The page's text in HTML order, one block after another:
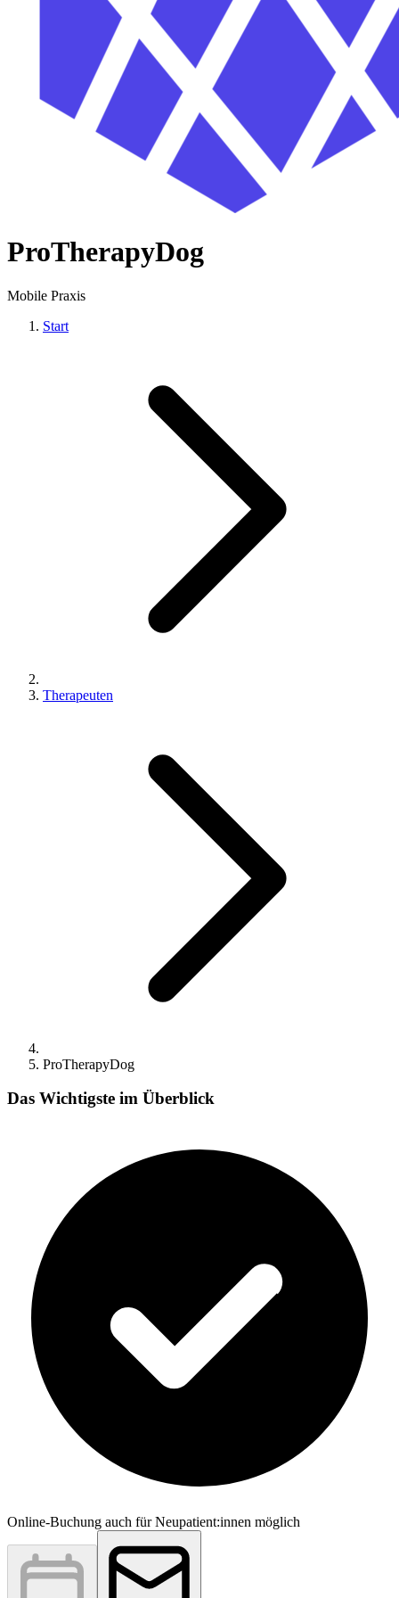
ProTherapyDog
Mobile Praxis
Start
Therapeuten
ProTherapyDog
Das Wichtigste im Überblick
Online-Buchung auch für Neupatient:innen möglich